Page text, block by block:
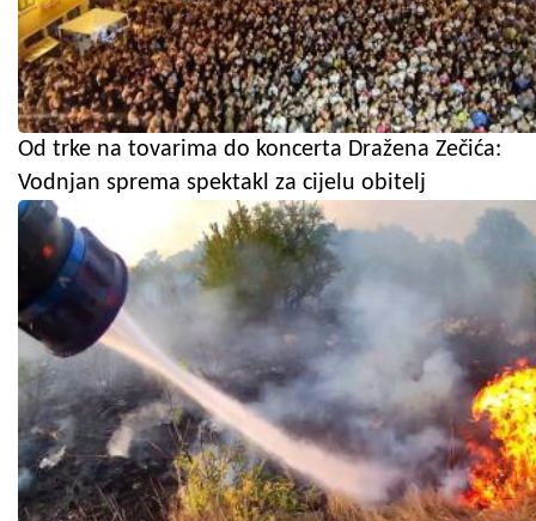
Od trke na tovarima do koncerta Dražena Zečića:
Vodnjan sprema spektakl za cijelu obitelj